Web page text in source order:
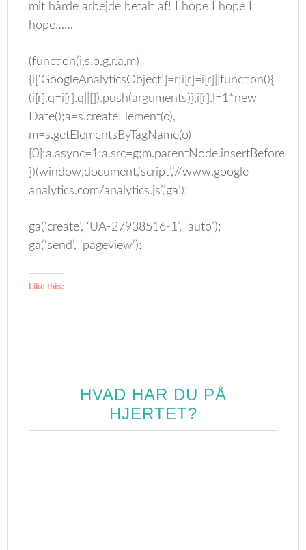
mit hårde arbejde betalt af! I hope I hope I
hope……
(function(i,s,o,g,r,a,m)
{i[‘GoogleAnalyticsObject’]=r;i[r]=i[r]||function(){
(i[r].q=i[r].q||[]).push(arguments)},i[r].l=1*new
Date();a=s.createElement(o),
m=s.getElementsByTagName(o)
})(window,document,’script’,’//www.google-
analytics.com/analytics.js’,’ga’);
ga(‘create’, ‘UA-27938516-1’, ‘auto’);
ga(‘send’, ‘pageview’);
Like this:
HVAD HAR DU PÅ
HJERTET?